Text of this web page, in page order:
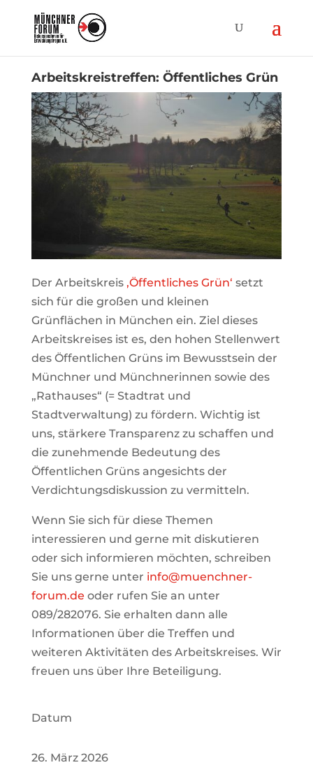
Arbeitskreistreffen: Öffentliches Grün
Der Arbeitskreis ‚Öffentliches Grün‘ setzt
sich für die großen und kleinen
Grünflächen in München ein. Ziel dieses
Arbeitskreises ist es, den hohen Stellenwert
des Öffentlichen Grüns im Bewusstsein der
Münchner und Münchnerinnen sowie des
„Rathauses“ (= Stadtrat und
Stadtverwaltung) zu fördern. Wichtig ist
uns, stärkere Transparenz zu schaffen und
die zunehmende Bedeutung des
Öffentlichen Grüns angesichts der
Verdichtungsdiskussion zu vermitteln.
Wenn Sie sich für diese Themen
interessieren und gerne mit diskutieren
oder sich informieren möchten, schreiben
Sie uns gerne unter info@muenchner-
forum.de oder rufen Sie an unter
089/282076. Sie erhalten dann alle
Informationen über die Treffen und
weiteren Aktivitäten des Arbeitskreises. Wir
freuen uns über Ihre Beteiligung.
Datum
26. März 2026